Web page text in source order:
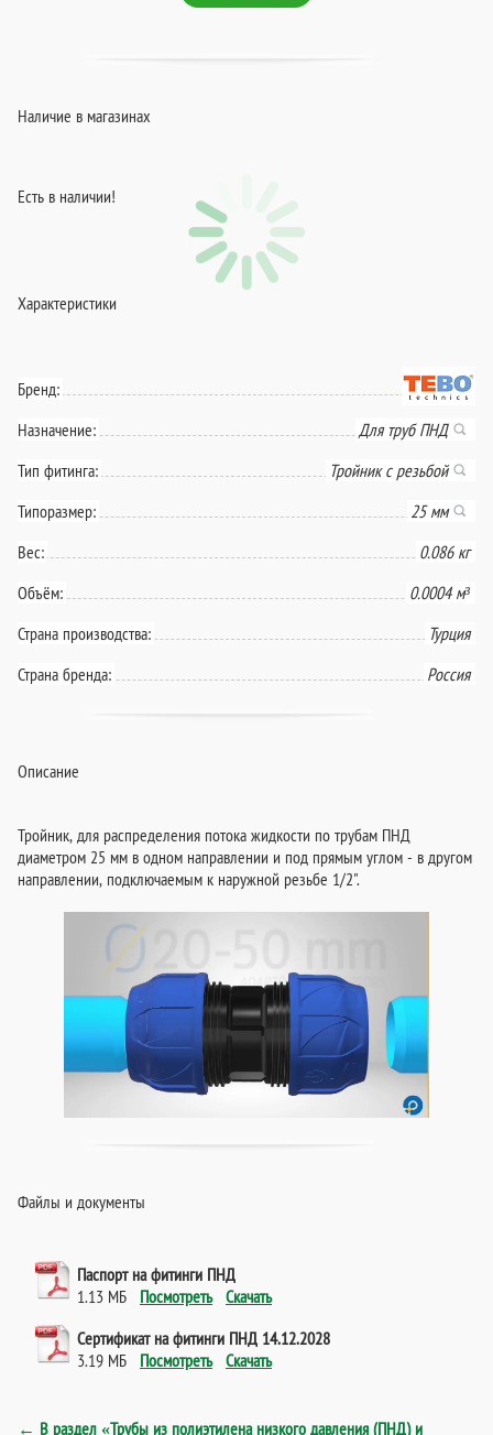
Наличие в магазинах
Есть в наличии!
Характеристики
Бренд:
Назначение:
Для труб ПНД
Тип фитинга:
Тройник с резьбой
Типоразмер:
25 мм
Вес:
0.086 кг
Объём:
0.0004 м³
Страна производства:
Турция
Страна бренда:
Россия
Описание
Тройник, для распределения потока жидкости по трубам ПНД
диаметром 25 мм в одном направлении и под прямым углом - в другом
направлении, подключаемым к наружной резьбе 1/2".
Файлы и документы
Паспорт на фитинги ПНД
1.13 МБ Посмотреть Скачать
Сертификат на фитинги ПНД 14.12.2028
3.19 МБ Посмотреть Скачать
← В раздел «Трубы из полиэтилена низкого давления (ПНД) и